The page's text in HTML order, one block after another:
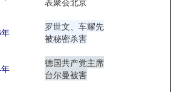
罗世文、车耀先
被秘密杀害
德国共产党主席
台尔曼被害